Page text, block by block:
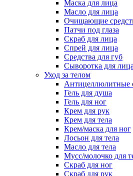
Маска для лица
Масло для лица
Очищающие
Патчи под глаза
Скраб для лица
Спрей для лица
Средства для губ
Сыворотка для лица
Уход за телом
Антицеллюлитные
Гель для душа
Гель для ног
Крем для рук
Крем для тела
Крем/маска для ног
Лосьон для тела
Масло для тела
Мусс/молочко для
Скраб для ног
Скраб для рук